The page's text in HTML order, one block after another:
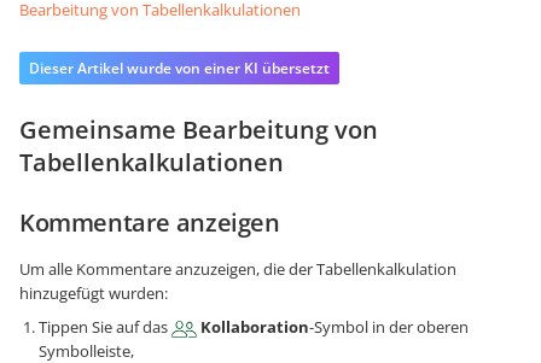
Bearbeitung von Tabellenkalkulationen
Dieser Artikel wurde von einer KI übersetzt
Gemeinsame Bearbeitung von
Tabellenkalkulationen
Kommentare anzeigen
Um alle Kommentare anzuzeigen, die der Tabellenkalkulation
hinzugefügt wurden:
Tippen Sie auf das
Kollaboration-Symbol in der oberen
Symbolleiste,